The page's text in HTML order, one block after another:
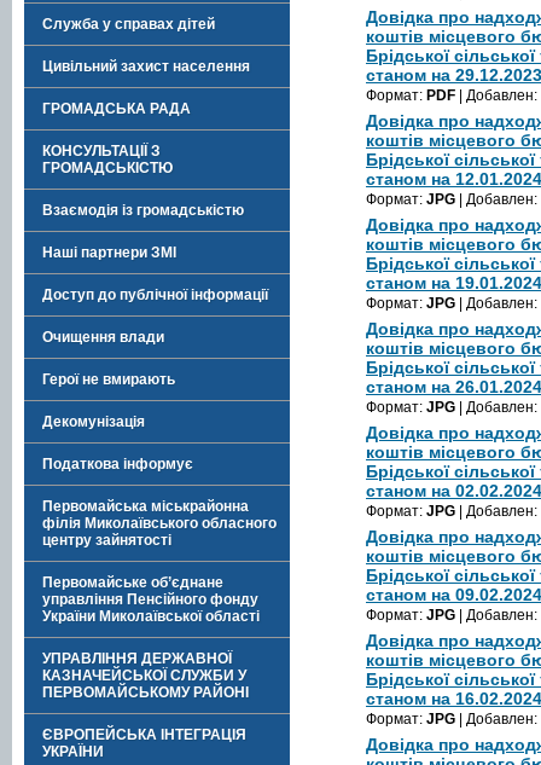
Служба у справах дітей
Цивільний захист населення
ГРОМАДСЬКА РАДА
КОНСУЛЬТАЦІЇ З
ГРОМАДСЬКІСТЮ
Взаємодія із громадськістю
Наші партнери ЗМІ
Доступ до публічної інформації
Очищення влади
Герої не вмирають
Декомунізація
Податкова інформує
Первомайська міськрайонна
філія Миколаївського обласного
центру зайнятості
Первомайське об’єднане
управління Пенсійного фонду
України Миколаївської області
УПРАВЛІННЯ ДЕРЖАВНОЇ
КАЗНАЧЕЙСЬКОЇ СЛУЖБИ У
ПЕРВОМАЙСЬКОМУ РАЙОНІ
ЄВРОПЕЙСЬКА ІНТЕГРАЦІЯ
УКРАЇНИ
Довідка про
коштів місцевого
Брідської
станом на 29.12.2023
Формат: PDF | Добавлен:
Довідка про
коштів місцевого
Брідської
станом на 12.01.2024
Формат: JPG | Добавлен:
Довідка про
коштів місцевого
Брідської
станом на 19.01.2024
Формат: JPG | Добавлен:
Довідка про
коштів місцевого
Брідської
станом на 26.01.2024
Формат: JPG | Добавлен:
Довідка про
коштів місцевого
Брідської
станом на 02.02.2024
Формат: JPG | Добавлен:
Довідка про
коштів місцевого
Брідської
станом на 09.02.2024
Формат: JPG | Добавлен:
Довідка про
коштів місцевого
Брідської
станом на 16.02.2024
Формат: JPG | Добавлен:
Довідка про